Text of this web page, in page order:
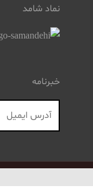
نماد شامد
خبرنامه